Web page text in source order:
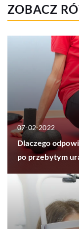
ZOBACZ
07-02-2022
Dlaczego
po przebytym